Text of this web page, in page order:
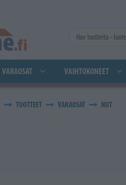
VARAOSAT VAIHTOKONEET
TUOTTEET VARAOSAT NUT